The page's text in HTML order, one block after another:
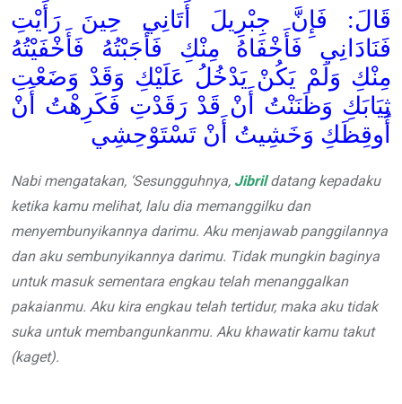
قَالَ: فَإِنَّ جِبْرِيلَ أَتَانِي حِينَ رَأَيْتِ
فَنَادَانِي فَأَخْفَاهُ مِنْكِ فَأَجَبْتُهُ فَأَخْفَيْتُهُ
مِنْكِ وَلَمْ يَكُنْ يَدْخُلُ عَلَيْكِ وَقَدْ وَضَعْتِ
ثِيَابَكِ وَظَنَنْتُ أَنْ قَدْ رَقَدْتِ فَكَرِهْتُ أَنْ
أُوقِظَكِ وَخَشِيتُ أَنْ تَسْتَوْحِشِي
Nabi mengatakan, ‘Sesungguhnya, Jibrildatang kepadaku
ketika kamu melihat, lalu dia memanggilku dan
menyembunyikannya darimu. Aku menjawab panggilannya
dan aku sembunyikannya darimu. Tidak mungkin baginya
untuk masuk sementara engkau telah menanggalkan
pakaianmu. Aku kira engkau telah tertidur, maka aku tidak
suka untuk membangunkanmu. Aku khawatir kamu takut
(kaget).